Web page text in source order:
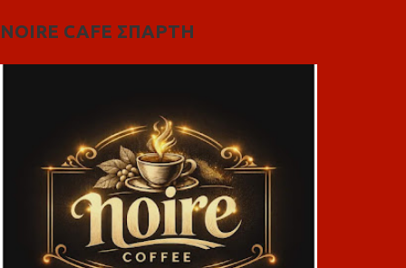
NOIRE CAFE ΣΠΑΡΤΗ